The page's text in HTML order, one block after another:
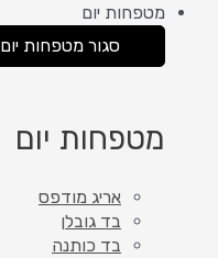
מטפחות יום
סגור מטפחות יום
מטפחות יום
אריג מודפס
בד גובלן
בד כותנה